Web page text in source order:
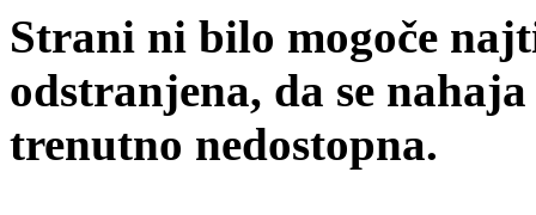
Strani ni bilo mogoče
odstranjena, da se
trenutno nedostopna.